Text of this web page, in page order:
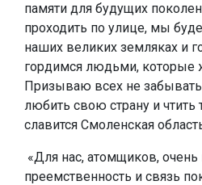
памяти для будущих
проходить по улице, мы
наших великих земляках и
гордимся людьми, которые
Призываю всех не
любить свою страну и чтить
славится Смоленская
«Для нас, атомщиков,
преемственность и связь